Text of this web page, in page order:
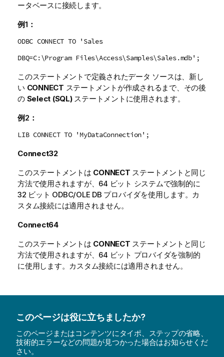
ータベースに接続します。
例1：
ODBC CONNECT TO 'Sales
DBQ=C:\Program Files\Access\Samples\Sales.mdb';
このステートメントで定義されたデータ ソースは、新し
い CONNECT ステートメントが作成されるまで、その後
の Select (SQL)ステートメントに使用されます。
例2：
LIB CONNECT TO 'MyDataConnection';
Connect32
このステートメントは CONNECT ステートメントと同じ
方法で使用されますが、64 ビット システムで強制的に
32 ビット ODBC/OLE DB プロバイダを使用します。カ
スタム接続には適用されません。
Connect64
このステートメントは CONNECT ステートメントと同じ
方法で使用されますが、64 ビット プロバイダを強制的
に使用します。カスタム接続には適用されません。
このページは役に立ちましたか?
このページまたはコンテンツにタイポ、ステップの省略、
技術的エラーなどの問題が見つかった場合はお知らせくだ
さい。